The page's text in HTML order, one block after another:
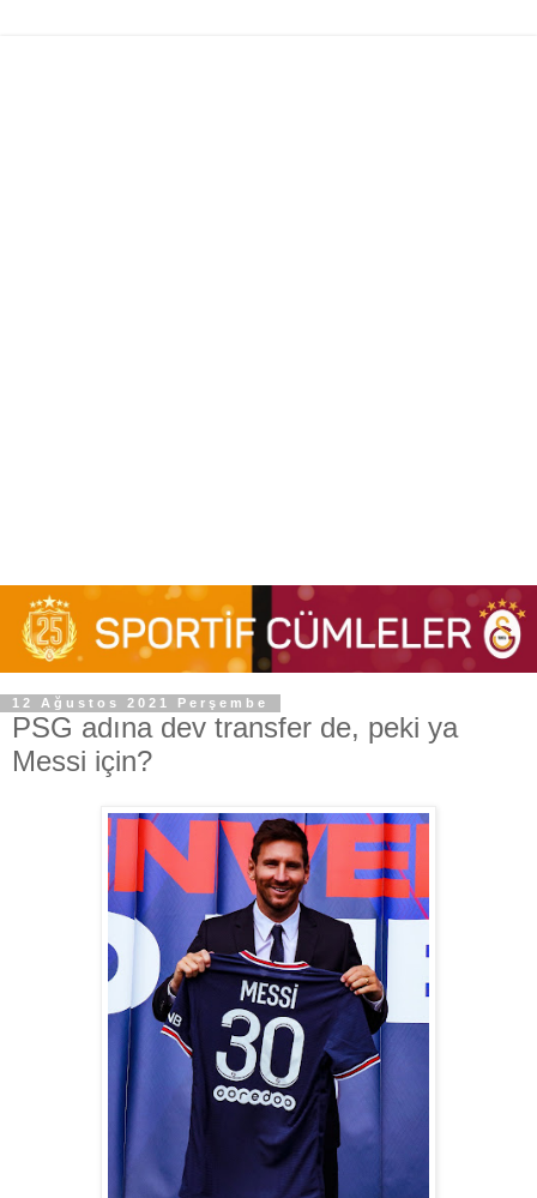
12 Ağustos 2021 Perşembe
PSG adına dev transfer de, peki ya
Messi için?